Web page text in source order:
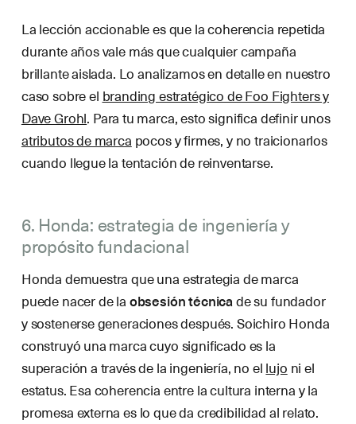
La lección accionable es que la coherencia repetida
durante años vale más que cualquier campaña
brillante aislada. Lo analizamos en detalle en nuestro
caso sobre el branding estratégico de Foo Fighters y
Dave Grohl. Para tu marca, esto significa definir unos
atributos de marca pocos y firmes, y no traicionarlos
cuando llegue la tentación de reinventarse.
6. Honda: estrategia de ingeniería y
propósito fundacional
Honda demuestra que una estrategia de marca
puede nacer de laobsesión técnicade su fundador
y sostenerse generaciones después. Soichiro Honda
construyó una marca cuyo significado es la
superación a través de la ingeniería, no ellujo ni el
estatus. Esa coherencia entre la cultura interna y la
promesa externa es lo que da credibilidad al relato.